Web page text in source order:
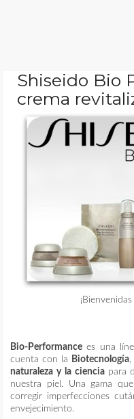
MAQUILLAJE
REMEDIOS CASEROS
Shiseido Bio
crema
¡Bienvenidas
Bio-Performance es una
cuenta con la
Biotecnología,
naturaleza y la ciencia para
nuestra piel. Una gama
corregir imperfecciones
envejecimiento.